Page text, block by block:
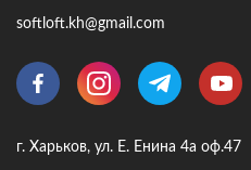
softloft.kh@gmail.com
г. Харьков, ул. Е. Енина 4а оф.47